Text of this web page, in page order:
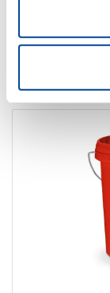
Детали